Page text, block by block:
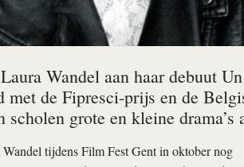
Wandel aan haar debuut
met de Fipresci-prijs en de
grote en kleine drama’s
tijdens Film Fest Gent in oktober nog